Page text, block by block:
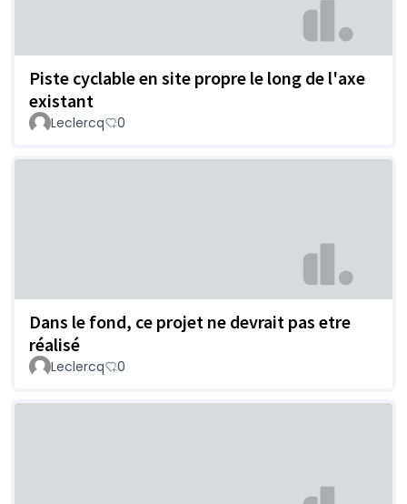
Piste cyclable en site propre le long de l'axe
existant
Leclercq 0
Dans le fond, ce projet ne devrait pas etre
réalisé
Leclercq 0